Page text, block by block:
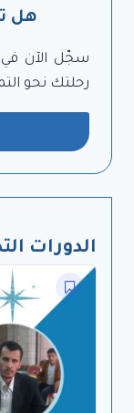
هل
سجّل الآن في
رحلتك نحو
الدورات